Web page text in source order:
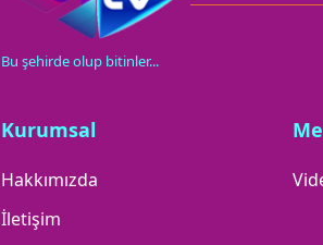
Bu şehirde olup bitinler...
Kurumsal
Hakkımızda
İletişim